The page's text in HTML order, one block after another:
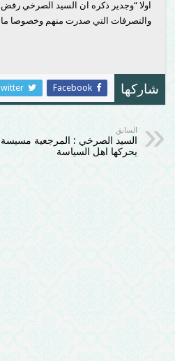
اولا “وجدير ذكره ان السيد الصرخي رفض
والتصرفات التي صدرت منهم وخصوصا ما
شاركها Facebook
السابق
السيد الصرخي : المرجعية مسيسة
يحركها اهل السياسة